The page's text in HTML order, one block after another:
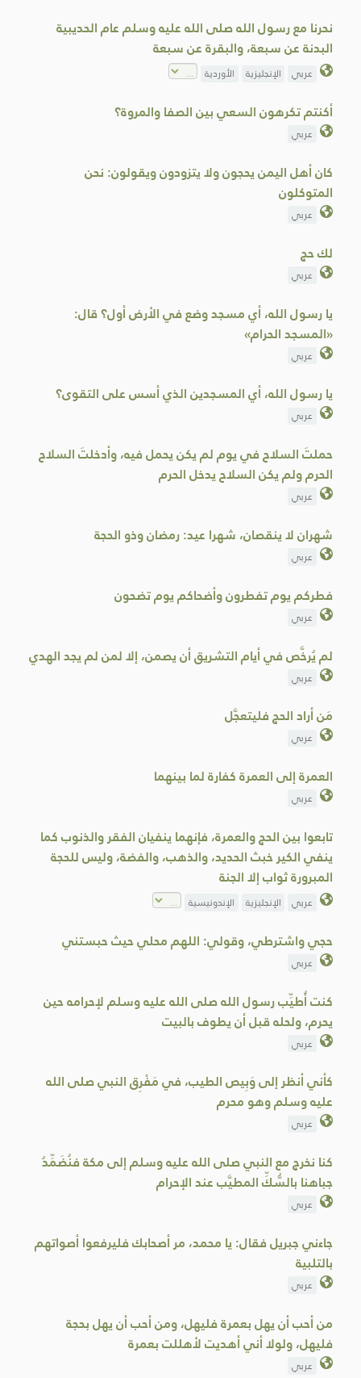
نحرنا مع رسول الله صلى الله عليه وسلم عام الحديبية
البدنة عن سبعة، والبقرة عن سبعة
عربي الإنجليزية الأوردية
أكنتم تكرهون السعي بين الصفا والمروة؟
عربي
كان أهل اليمن يحجون ولا يتزودون ويقولون: نحن
المتوكلون
عربي
لك حج
عربي
يا رسول الله، أي مسجد وضع في الأرض أول؟ قال:
«المسجد الحرام»
عربي
يا رسول الله، أي المسجدين الذي أسس على التقوى؟
عربي
حملتَ السلاح في يوم لم يكن يحمل فيه، وأدخلتَ السلاح
الحرم ولم يكن السلاح يدخل الحرم
عربي
شهران لا ينقصان، شهرا عيد: رمضان وذو الحجة
عربي
فطركم يوم تفطرون وأضحاكم يوم تضحون
عربي
لم يُرخَّص في أيام التشريق أن يصمن، إلا لمن لم يجد الهدي
عربي
مَن أراد الحج فليتعجَّل
عربي
العمرة إلى العمرة كفارة لما بينهما
عربي
تابعوا بين الحج والعمرة، فإنهما ينفيان الفقر والذنوب كما
ينفي الكير خبث الحديد، والذهب، والفضة، وليس للحجة
المبرورة ثواب إلا الجنة
عربي الإنجليزية الإندونيسية
حجي واشترطي، وقولي: اللهم محلي حيث حبستني
عربي
كنت أُطيِّب رسول الله صلى الله عليه وسلم لإحرامه حين
يحرم، ولحله قبل أن يطوف بالبيت
عربي
كأني أنظر إلى وَبِيص الطيب، في مَفْرِق النبي صلى الله
عليه وسلم وهو محرم
عربي
كنا نخرج مع النبي صلى الله عليه وسلم إلى مكة فنُضَمِّدُ
جباهنا بالسُّكِّ المطيَّب عند الإحرام
عربي
جاءني جبريل فقال: يا محمد، مر أصحابك فليرفعوا أصواتهم
بالتلبية
عربي
من أحب أن يهل بعمرة فليهل، ومن أحب أن يهل بحجة
فليهل، ولولا أني أهديت لأهللت بعمرة
عربي